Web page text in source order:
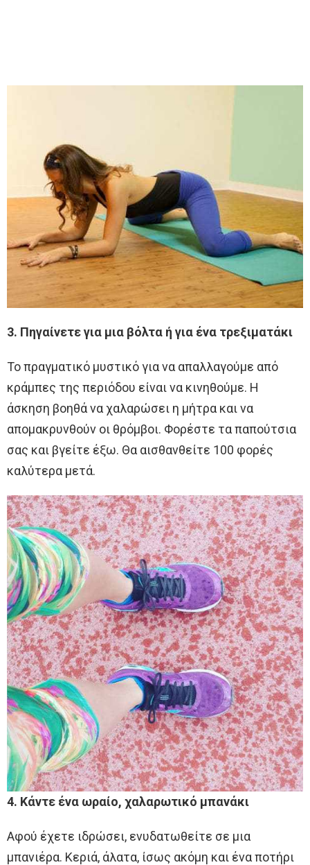
3. Πηγαίνετε για μια βόλτα ή για ένα τρεξιματάκι
Το πραγματικό μυστικό για να απαλλαγούμε από
κράμπες της περιόδου είναι να κινηθούμε. Η
άσκηση βοηθά να χαλαρώσει η μήτρα και να
απομακρυνθούν οι θρόμβοι. Φορέστε τα παπούτσια
σας και βγείτε έξω. Θα αισθανθείτε 100 φορές
καλύτερα μετά.
4. Κάντε ένα ωραίο, χαλαρωτικό μπανάκι
Αφού έχετε ιδρώσει, ενυδατωθείτε σε μια
μπανιέρα. Κεριά, άλατα, ίσως ακόμη και ένα ποτήρι